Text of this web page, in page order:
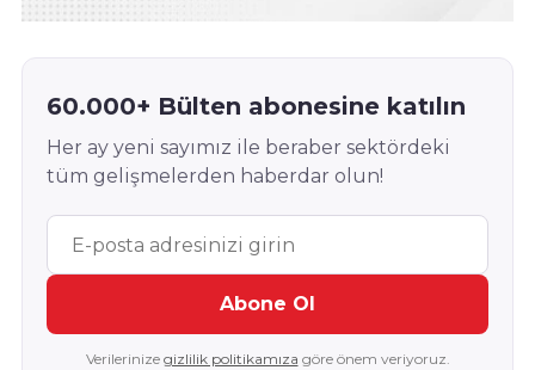
60.000+ Bülten abonesine katılın
Her ay yeni sayımız ile beraber sektördeki
tüm gelişmelerden haberdar olun!
Abone Ol
Verilerinize gizlilik politikamıza göre önem veriyoruz.